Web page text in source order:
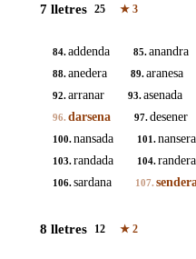
7 lletres 25 ★ 3
84.addenda 85.anandra
88.anedera 89.aranesa
92.arranar 93.asenada
96. darsena 97.desener
100.nansada 101.nansera
103.randada 104.randera
106.sardana 107.
8 lletres 12 ★ 2